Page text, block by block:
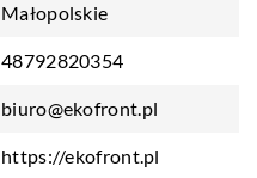
Małopolskie
48792820354
biuro@ekofront.pl
https://ekofront.pl